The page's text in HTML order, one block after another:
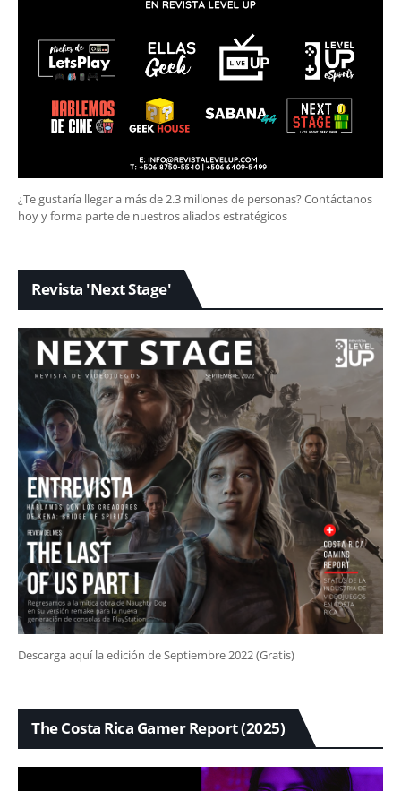
¿Te gustaría llegar a más de 2.3 millones de personas? Contáctanos
hoy y forma parte de nuestros aliados estratégicos
Revista 'Next Stage'
Descarga aquí la edición de Septiembre 2022 (Gratis)
The Costa Rica Gamer Report (2025)